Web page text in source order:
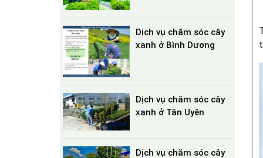
Dịch vụ chăm sóc cây
xanh ở Bình Dương
Dịch vụ chăm sóc cây
xanh ở Tân Uyên
Dịch vụ chăm sóc cây